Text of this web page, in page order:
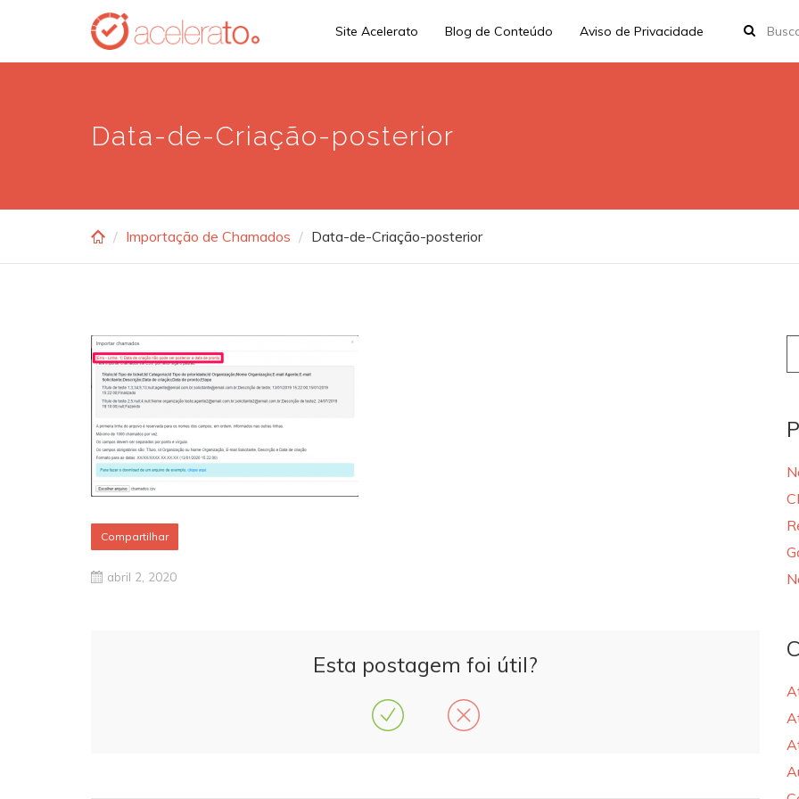
main
Site Acelerato Blog de Conteúdo Aviso de Privacidade
Data-de-Criação-posterior
Importação de Chamados Data-de-Criação-posterior
Compartilhar
abril 2, 2020
Esta postagem foi útil?